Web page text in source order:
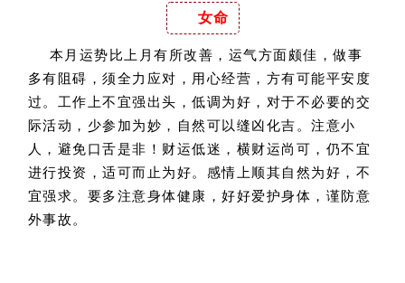
女命
本月运势比上月有所改善，运气方面颇佳，做事
多有阻碍，须全力应对，用心经营，方有可能平安度
过。工作上不宜强出头，低调为好，对于不必要的交
际活动，少参加为妙，自然可以缝凶化吉。注意小
人，避免口舌是非！财运低迷，横财运尚可，仍不宜
进行投资，适可而止为好。感情上顺其自然为好，不
宜强求。要多注意身体健康，好好爱护身体，谨防意
外事故。